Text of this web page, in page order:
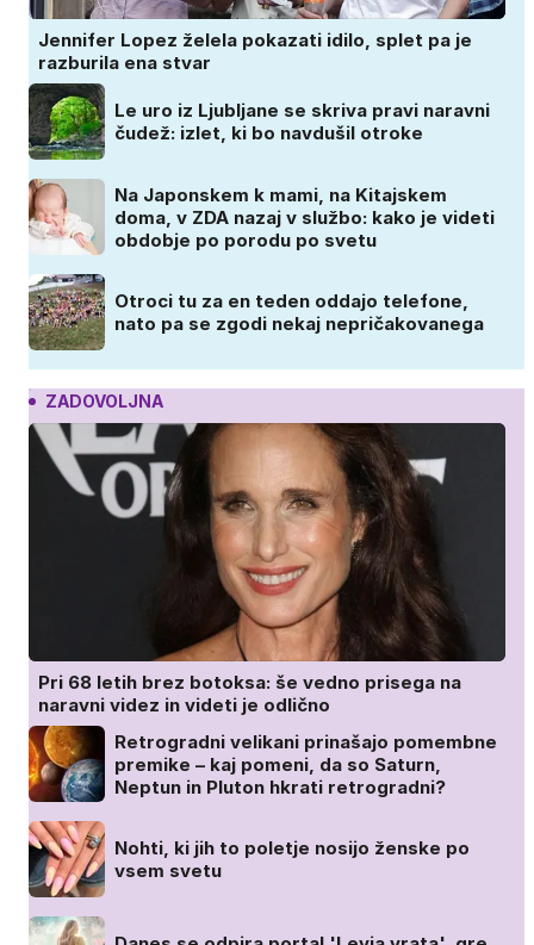
Jennifer Lopez želela pokazati idilo, splet pa je
razburila ena stvar
Le uro iz Ljubljane se skriva pravi naravni
čudež: izlet, ki bo navdušil otroke
Na Japonskem k mami, na Kitajskem
doma, v ZDA nazaj v službo: kako je videti
obdobje po porodu po svetu
Otroci tu za en teden oddajo telefone,
nato pa se zgodi nekaj nepričakovanega
ZADOVOLJNA
Pri 68 letih brez botoksa: še vedno prisega na
naravni videz in videti je odlično
Retrogradni velikani prinašajo pomembne
premike – kaj pomeni, da so Saturn,
Neptun in Pluton hkrati retrogradni?
Nohti, ki jih to poletje nosijo ženske po
vsem svetu